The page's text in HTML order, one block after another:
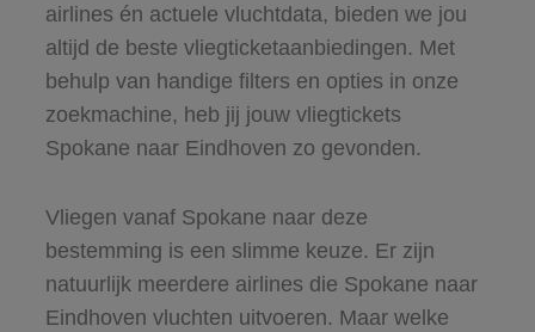
airlines én actuele vluchtdata, bieden we jou
altijd de beste vliegticketaanbiedingen. Met
behulp van handige filters en opties in onze
zoekmachine, heb jij jouw vliegtickets
Spokane naar Eindhoven zo gevonden.
Vliegen vanaf Spokane naar deze
bestemming is een slimme keuze. Er zijn
natuurlijk meerdere airlines die Spokane naar
Eindhoven vluchten uitvoeren. Maar welke